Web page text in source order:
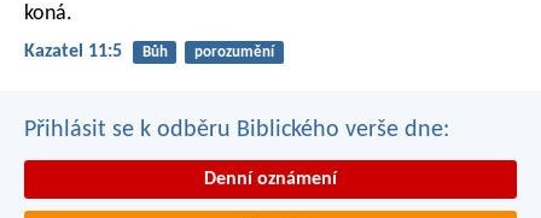
koná.
Kazatel 11:5 Bůh porozumění
Přihlásit se k odběru Biblického verše dne:
Denní oznámení